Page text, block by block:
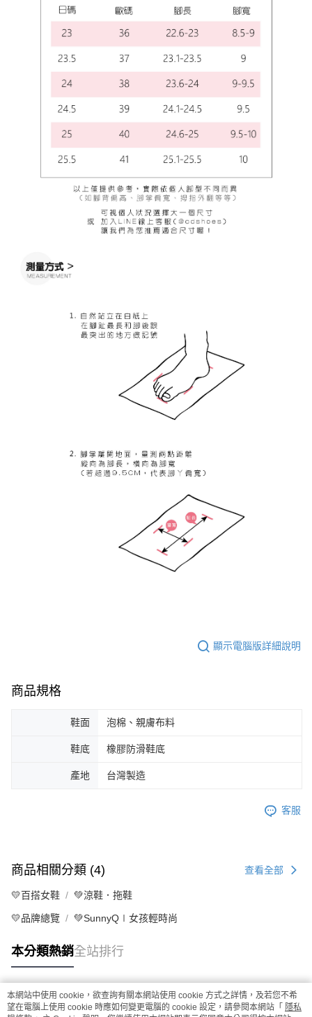
顯示電腦版詳細說明
商品規格
鞋面 泡棉、親膚布料
鞋底 橡膠防滑鞋底
產地 台灣製造
客服
商品相關分類 (4) 查看全部
💛百搭女鞋 💚涼鞋．拖鞋
💛品牌總覽 💚SunnyQ∣女孩輕時尚
本分類熱銷全站排行
熱門標籤
本網站中使用 cookie，欲查詢有關本網站使用 cookie 方式之詳情，及若您不希
望在電腦上使用 cookie 時應如何變更電腦的 cookie 設定，請參閱本網站「 隱私